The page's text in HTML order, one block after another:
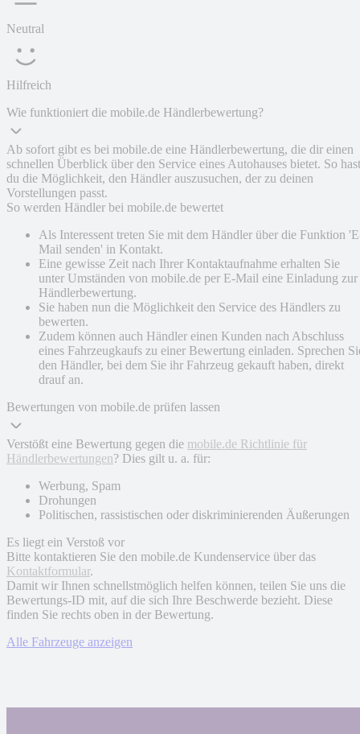
Neutral
Hilfreich
Wie funktioniert die mobile.de Händlerbewertung?
Ab sofort gibt es bei mobile.de eine Händlerbewertung, die dir einen
schnellen Überblick über den Service eines Autohauses bietet. So hast
du die Möglichkeit, den Händler auszusuchen, der zu deinen
Vorstellungen passt.
So werden Händler bei mobile.de bewertet
Als Interessent treten Sie mit dem Händler über die Funktion
Mail senden' in Kontakt.
Eine gewisse Zeit nach Ihrer Kontaktaufnahme erhalten Sie
unter Umständen von mobile.de per E-Mail eine Einladung zur
Händlerbewertung.
Sie haben nun die Möglichkeit den Service des Händlers zu
bewerten.
Zudem können auch Händler einen Kunden nach Abschluss
eines Fahrzeugkaufs zu einer Bewertung einladen. Sprechen
den Händler, bei dem Sie ihr Fahrzeug gekauft haben, direkt
drauf an.
Bewertungen von mobile.de prüfen lassen
Verstößt eine Bewertung gegen die mobile.de Richtlinie für
Händlerbewertungen? Dies gilt u. a. für:
Werbung, Spam
Drohungen
Politischen, rassistischen oder diskriminierenden Äußerungen
Es liegt ein Verstoß vor
Bitte kontaktieren Sie den mobile.de Kundenservice über das
Kontaktformular.
Damit wir Ihnen schnellstmöglich helfen können, teilen Sie uns die
Bewertungs-ID mit, auf die sich Ihre Beschwerde bezieht. Diese
finden Sie rechts oben in der Bewertung.
Alle Fahrzeuge anzeigen